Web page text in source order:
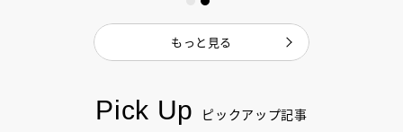
Pick Up ピックアップ記事
もっと見る